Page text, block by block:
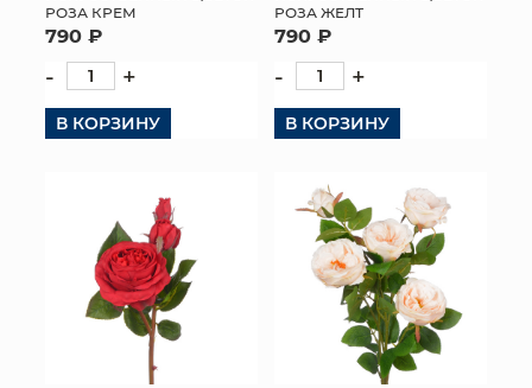
РОЗА КРЕМ
790 ₽
- +
В КОРЗИНУ
РОЗА ЖЕЛТ
790 ₽
- +
В КОРЗИНУ